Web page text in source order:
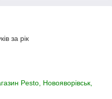
за рік
Pesto, Новояворівськ,